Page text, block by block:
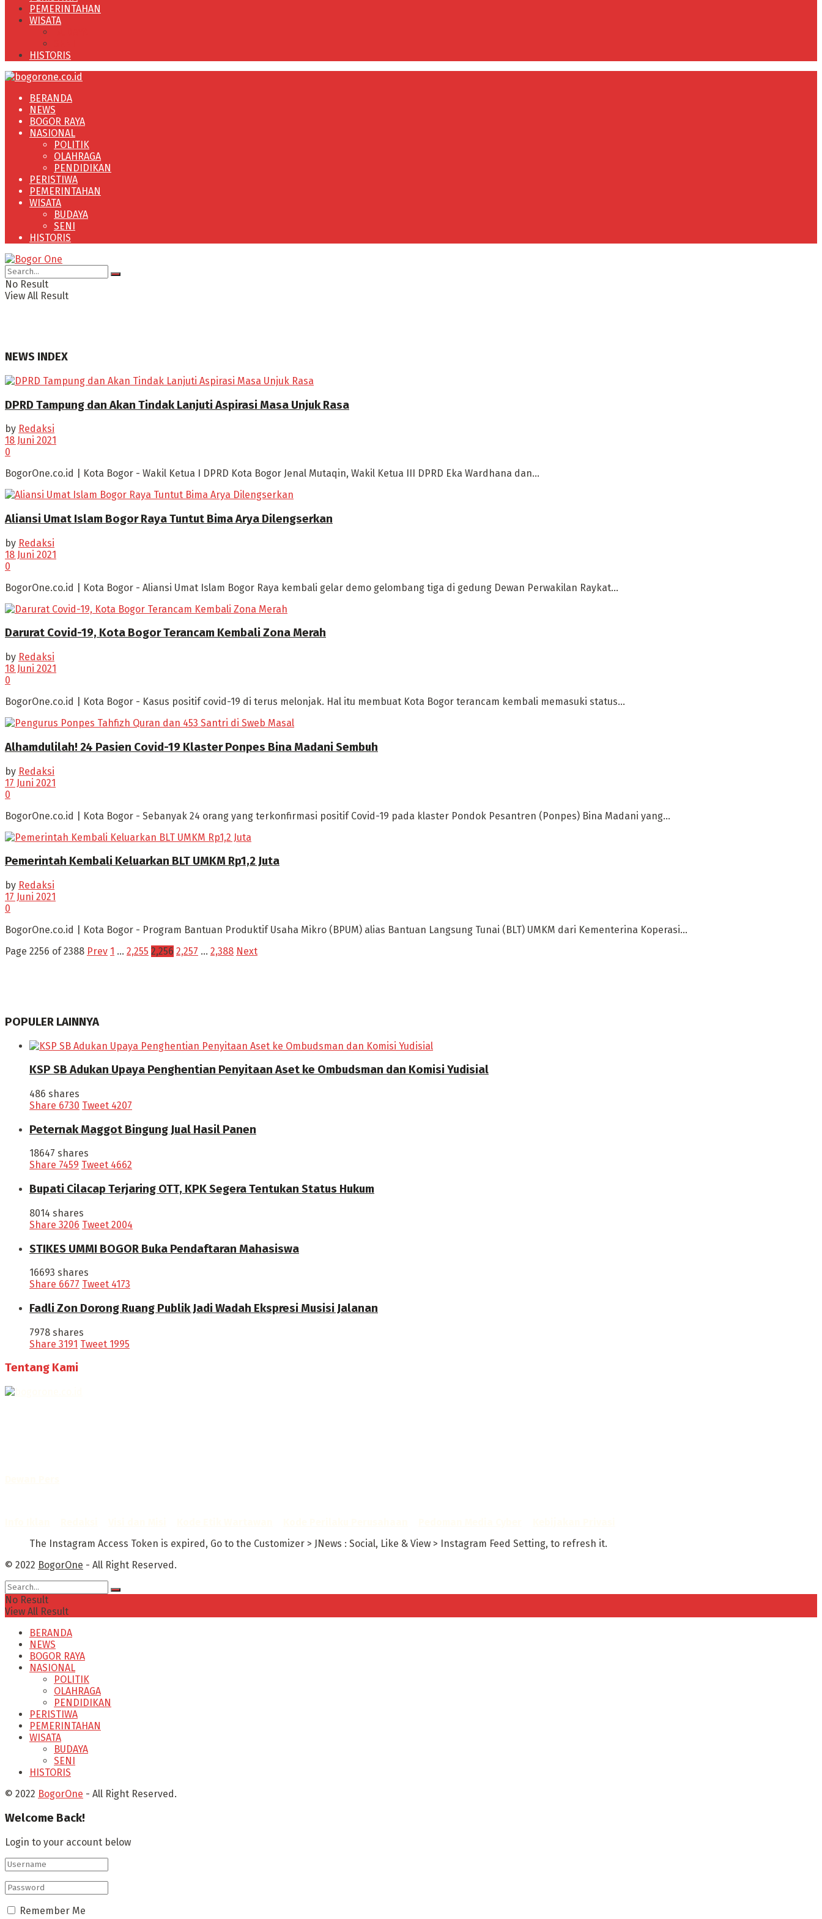
PEMERINTAHAN
WISATA
HISTORIS
BERANDA
NEWS
BOGOR RAYA
NASIONAL
POLITIK
OLAHRAGA
PENDIDIKAN
PERISTIWA
PEMERINTAHAN
WISATA
BUDAYA
SENI
HISTORIS
No Result
View All Result
NEWS INDEX
DPRD Tampung dan Akan Tindak Lanjuti Aspirasi Masa Unjuk Rasa
by Redaksi
18 Juni 2021
0
BogorOne.co.id | Kota Bogor - Wakil Ketua I DPRD Kota Bogor Jenal Mutaqin, Wakil Ketua III DPRD Eka Wardhana dan...
Aliansi Umat Islam Bogor Raya Tuntut Bima Arya Dilengserkan
by Redaksi
18 Juni 2021
0
BogorOne.co.id | Kota Bogor - Aliansi Umat Islam Bogor Raya kembali gelar demo gelombang tiga di gedung Dewan Perwakilan Raykat...
Darurat Covid-19, Kota Bogor Terancam Kembali Zona Merah
by Redaksi
18 Juni 2021
0
BogorOne.co.id | Kota Bogor - Kasus positif covid-19 di terus melonjak. Hal itu membuat Kota Bogor terancam kembali memasuki status...
Alhamdulilah! 24 Pasien Covid-19 Klaster Ponpes Bina Madani Sembuh
by Redaksi
17 Juni 2021
0
BogorOne.co.id | Kota Bogor - Sebanyak 24 orang yang terkonfirmasi positif Covid-19 pada klaster Pondok Pesantren (Ponpes) Bina Madani yang...
Pemerintah Kembali Keluarkan BLT UMKM Rp1,2 Juta
by Redaksi
17 Juni 2021
0
BogorOne.co.id | Kota Bogor - Program Bantuan Produktif Usaha Mikro (BPUM) alias Bantuan Langsung Tunai (BLT) UMKM dari Kementerina Koperasi...
Page 2256 of 2388 Prev 1 … 2,255 2,256 2,257 … 2,388 Next
POPULER LAINNYA
KSP SB Adukan Upaya Penghentian Penyitaan Aset ke Ombudsman dan Komisi Yudisial
486 shares
Share 6730 Tweet 4207
Peternak Maggot Bingung Jual Hasil Panen
18647 shares
Share 7459 Tweet 4662
Bupati Cilacap Terjaring OTT, KPK Segera Tentukan Status Hukum
8014 shares
Share 3206 Tweet 2004
STIKES UMMI BOGOR Buka Pendaftaran Mahasiswa
16693 shares
Share 6677 Tweet 4173
Fadli Zon Dorong Ruang Publik Jadi Wadah Ekspresi Musisi Jalanan
7978 shares
Share 3191 Tweet 1995
Tentang Kami
The Instagram Access Token is expired, Go to the Customizer > JNews : Social, Like & View > Instagram Feed Setting, to refresh it.
© 2022 BogorOne - All Right Reserved.
No Result
View All Result
BERANDA
NEWS
BOGOR RAYA
NASIONAL
POLITIK
OLAHRAGA
PENDIDIKAN
PERISTIWA
PEMERINTAHAN
WISATA
BUDAYA
SENI
HISTORIS
© 2022 BogorOne - All Right Reserved.
Welcome Back!
Login to your account below
Remember Me